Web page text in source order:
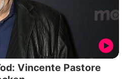
Vincente Pastore